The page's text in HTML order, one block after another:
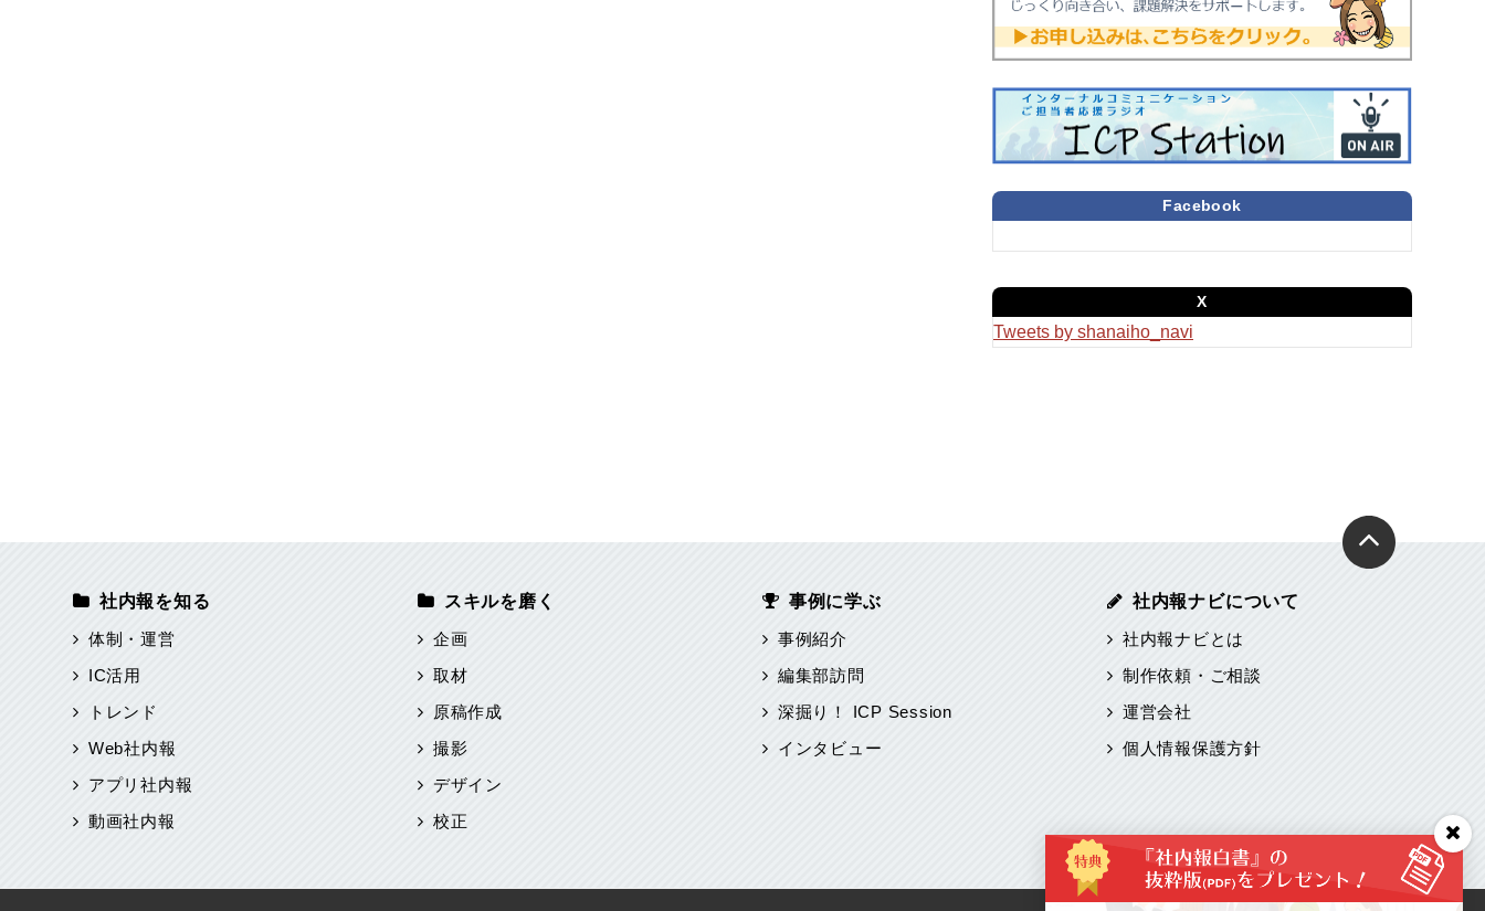
Facebook
X
Tweets by shanaiho_navi
社内報を知る
体制・運営
IC活用
トレンド
Web社内報
アプリ社内報
動画社内報
スキルを磨く
企画
取材
原稿作成
撮影
デザイン
校正
事例に学ぶ
事例紹介
編集部訪問
深掘り！ ICP Session
インタビュー
社内報ナビについて
社内報ナビとは
制作依頼・ご相談
運営会社
個人情報保護方針